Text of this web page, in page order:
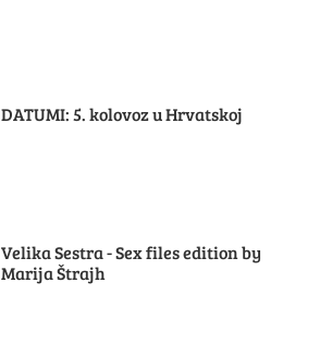
DATUMI: 5. kolovoz u Hrvatskoj
Velika Sestra - Sex files edition by
Marija Štrajh